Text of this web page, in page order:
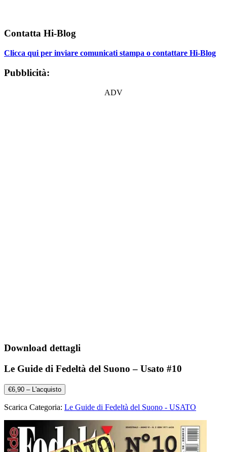
Contatta Hi-Blog
Clicca qui per inviare comunicati stampa o contattare Hi-Blog
Pubblicità:
ADV
Download dettagli
Le Guide di Fedeltà del Suono – Usato #10
€6,90 – L'acquisto
Scarica Categoria: Le Guide di Fedeltà del Suono - USATO